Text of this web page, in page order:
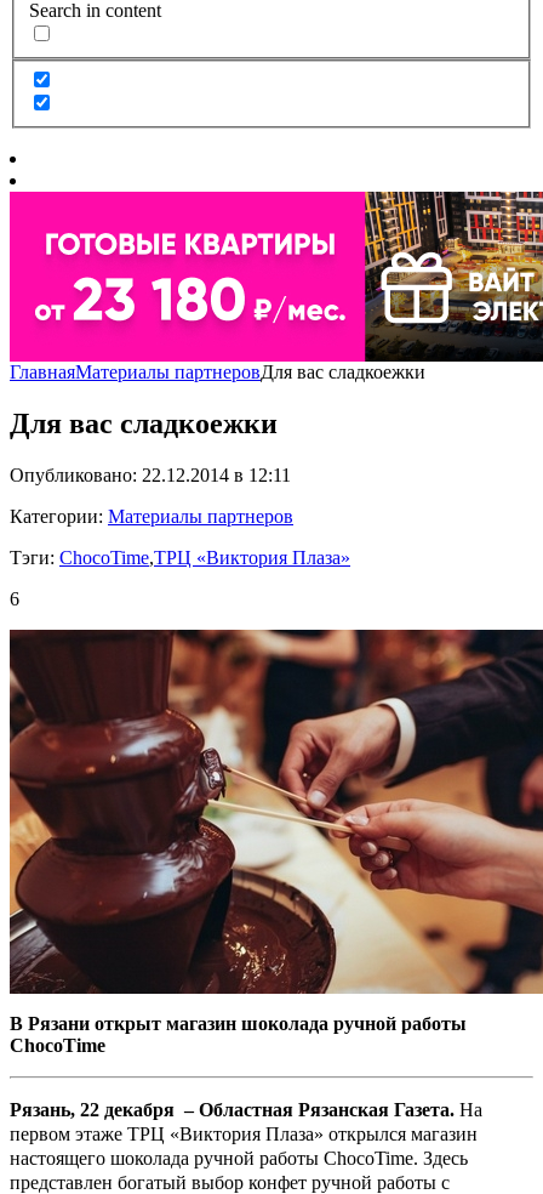
Search in content
ГлавнаяМатериалы партнеровДля вас сладкоежки
Для вас сладкоежки
Опубликовано: 22.12.2014 в 12:11
Категории: Материалы партнеров
Тэги: ChocoTime,ТРЦ «Виктория Плаза»
6
В Рязани открыт магазин шоколада ручной работы
ChocoTime
Рязань, 22 декабря – Областная Рязанская Газета. На
первом этаже ТРЦ «Виктория Плаза» открылся магазин
настоящего шоколада ручной работы ChocoTime. Здесь
представлен богатый выбор конфет ручной работы с